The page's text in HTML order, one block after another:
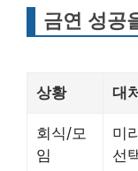
금연 성공
상황 대
회식/모
임
미
선